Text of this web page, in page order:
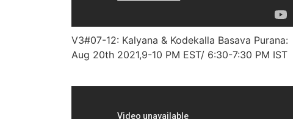
V3#07-12: Kalyana & Kodekalla Basava Purana:
Aug 20th 2021,9-10 PM EST/ 6:30-7:30 PM IST